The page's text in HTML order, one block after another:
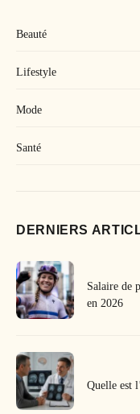
Beauté
Lifestyle
Mode
Santé
DERNIERS
Salaire de
en 2026
Quelle est